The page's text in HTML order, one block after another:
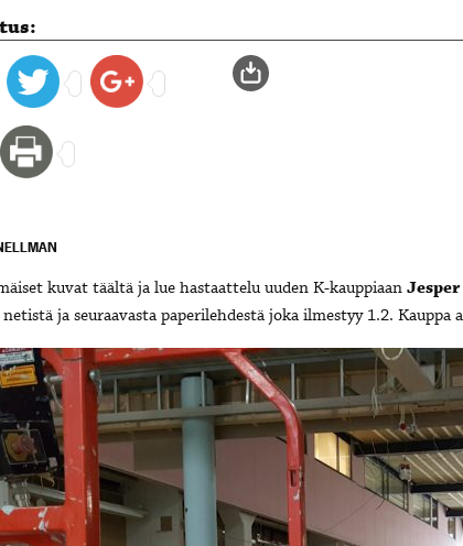
kuvat täältä ja lue hastaattelu uuden K-kauppiaan
ja seuraavasta paperilehdestä joka ilmestyy 1.2. Kauppa